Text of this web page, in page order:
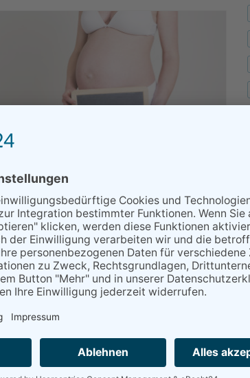
Alternativen zur Nachsorge Hebamme
Hier findest Du Optionen für den Fall, daß
Du kein Nachsorgehebamme in Stuttgart
und Umgebung gefunden hast.
MEHR